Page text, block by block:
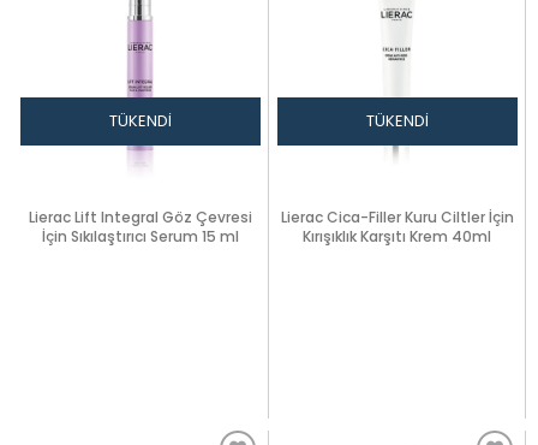
TÜKENDI
Lierac Lift Integral Göz Çevresi
İçin Sıkılaştırıcı Serum 15 ml
TÜKENDI
Lierac Cica-Filler Kuru Ciltler İçin
Kırışıklık Karşıtı Krem 40ml